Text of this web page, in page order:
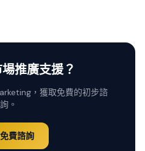
推廣支援？
，獲取免費的初步諮
詢。
費諮詢